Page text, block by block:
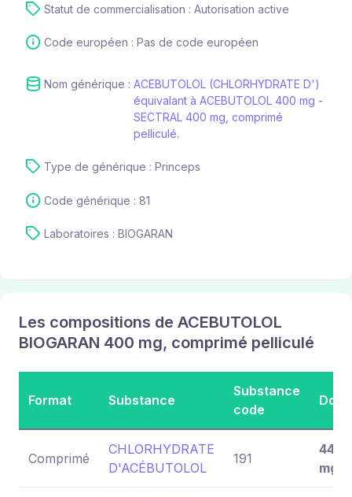
Statut de commercialisation : Autorisation active
Code européen : Pas de code européen
Nom générique : ACEBUTOLOL (CHLORHYDRATE D')
équivalant à ACEBUTOLOL 400 mg -
SECTRAL 400 mg, comprimé
pelliculé.
Type de générique : Princeps
Code générique : 81
Laboratoires : BIOGARAN
Les compositions de ACEBUTOLOL
BIOGARAN 400 mg, comprimé pelliculé
Format Substance
Substance
code
Comprimé
CHLORHYDRATE
D'ACÉBUTOLOL
191
mg